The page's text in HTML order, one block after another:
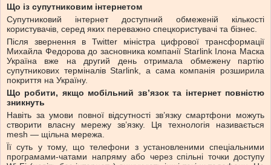
Що із супутниковим інтернетом
Супутниковий інтернет доступний обмеженій кількості
користувачів, серед яких переважно спецкористувачі та бізнес.
Після звернення в Twitter міністра цифрової трансформації
Михайла Федорова до засновника компанії Starlink Ілона Маска
Україна вже на другий день отримала обмежену партію
супутникових терміналів Starlink, а сама компанія розширила
покриття на Україну.
Що робити, якщо мобільний зв’язок та інтернет повністю
зникнуть
Навіть за умови повної відсутності зв’язку смартфони можуть
створити власну мережу зв’язку. Ця технологія називається
mesh — щільна мережа.
Її суть у тому, що телефони з установленими спеціальними
програмами-чатами напряму або через спільні точки доступу